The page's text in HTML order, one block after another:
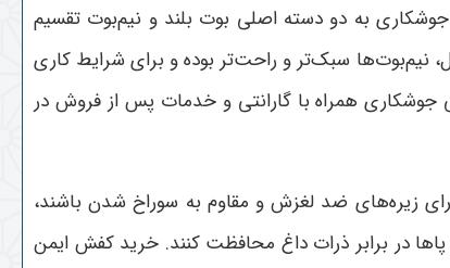
به دو دسته اصلی بوت بلند و نیم‌بوت تقسیم
سبک‌تر و راحت‌تر بوده و برای شرایط کاری
همراه با گارانتی و خدمات پس از فروش در
زیره‌های ضد لغزش و مقاوم به سوراخ شدن باشند،
در برابر ذرات داغ محافظت کنند. خرید کفش ایمن